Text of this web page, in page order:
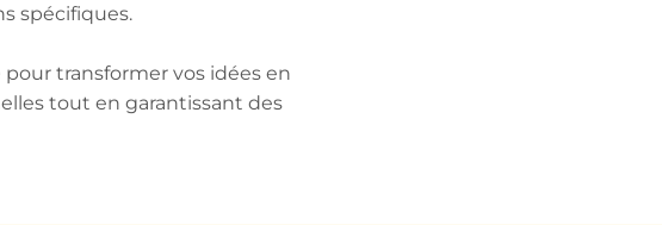
spécifiques.
transformer vos idées en
tout en garantissant des